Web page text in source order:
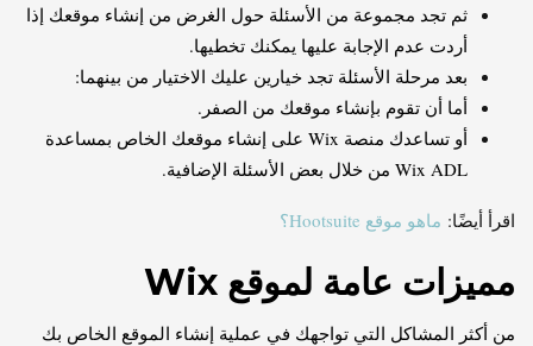
ثم تجد مجموعة من الأسئلة حول الغرض من إنشاء موقعك إذا
أردت عدم الإجابة عليها يمكنك تخطيها.
بعد مرحلة الأسئلة تجد خيارين عليك الاختيار من بينهما:
أما أن تقوم بإنشاء موقعك من الصفر.
أو تساعدك منصة Wix على إنشاء موقعك الخاص بمساعدة
Wix ADL من خلال بعض الأسئلة الإضافية.
اقرأ أيضًا: ماهو موقع Hootsuite؟
مميزات عامة لموقع Wix
من أكثر المشاكل التي تواجهك في عملية إنشاء الموقع الخاص بك